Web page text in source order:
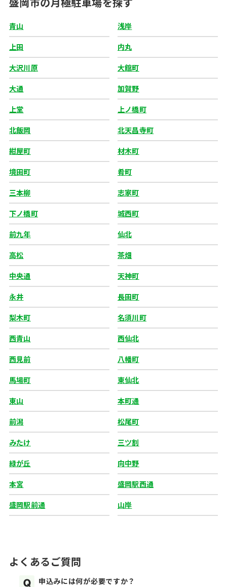
青山 浅岸
上田 内丸
大沢川原 大館町
大通 加賀野
上堂 上ノ橋町
北飯岡 北天昌寺町
紺屋町 材木町
境田町 肴町
三本柳 志家町
下ノ橋町 城西町
前九年 仙北
高松 茶畑
中央通 天神町
永井 長田町
梨木町 名須川町
西青山 西仙北
西見前 八幡町
馬場町 東仙北
東山 本町通
前潟 松尾町
みたけ 三ツ割
緑が丘 向中野
本宮 盛岡駅西通
盛岡駅前通 山岸
よくあるご質問
申込みには何が必要ですか？